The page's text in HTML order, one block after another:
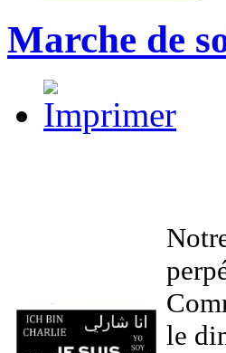
Marche de
le